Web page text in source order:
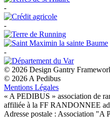
-
-
-
© 2026 Design Gantry
© 2026 A Pedibus
Mentions Légales
« A PEDIBUS » association de
affiliée à la FF RANDONNEE
Adresse postale : Association "A